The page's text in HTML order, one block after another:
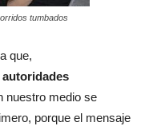
tumbados
que,
autoridades
nuestro medio se
porque el mensaje